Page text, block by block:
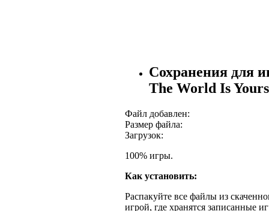
Сохранения для
The World Is
Файл добавлен:
Размер файла:
Загрузок:
100% игры.
Как установить:
Распакуйте все файлы из
игрой, где хранятся записанные